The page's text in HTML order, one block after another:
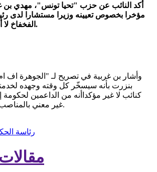
أكد النائب عن حزب "تحيا تونس"، مهدي بن
مؤخرا بخصوص تعيينه وزيرا مستشارا لدى
الفخفاخ لا أساس له من الصحة.
وأشار بن غربية في تصريح لـ "الجوهرة اف
بنزرت بأنه سيسخّر كل وقته وجهده
كنائب لا غير مؤكداأنه من الداعمين لحكومة
غير معني بالمناصب والمهام، وفق قوله.
رئاسة